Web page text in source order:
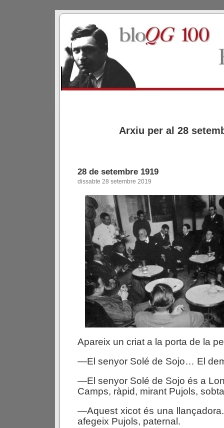
Arxiu per al 28
28 de setembre 1919
dissabte 28 setembre 2019
Apareix un criat a la porta de la
—El senyor Solé de Sojo… El
—El senyor Solé de Sojo és a
Camps, ràpid, mirant Pujols,
—Aquest xicot és una
afegeix Pujols, paternal.